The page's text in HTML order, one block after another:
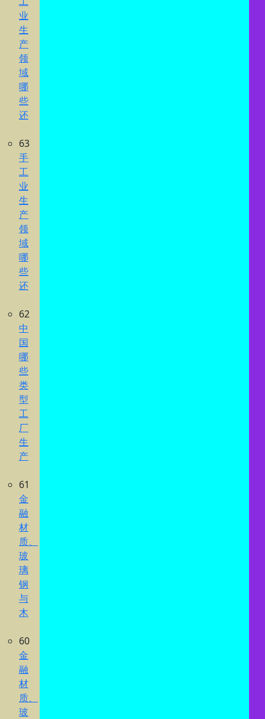
业
生
产
领
域
哪
些
还
63
手
工
业
生
产
领
域
哪
些
还
62
中
国
哪
些
类
型
工
厂
生
产
61
金
融
材
质、
玻
璃
钢
与
木
60
金
融
材
质、
玻